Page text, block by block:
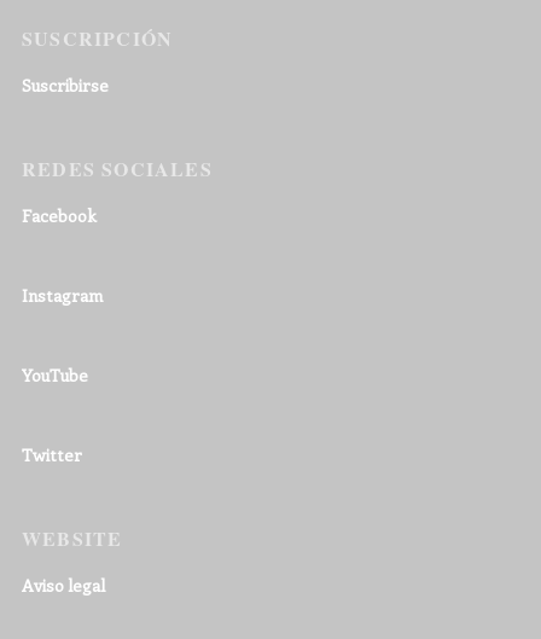
SUSCRIPCIÓN
Suscribirse
REDES SOCIALES
Facebook
Instagram
YouTube
Twitter
WEBSITE
Aviso legal